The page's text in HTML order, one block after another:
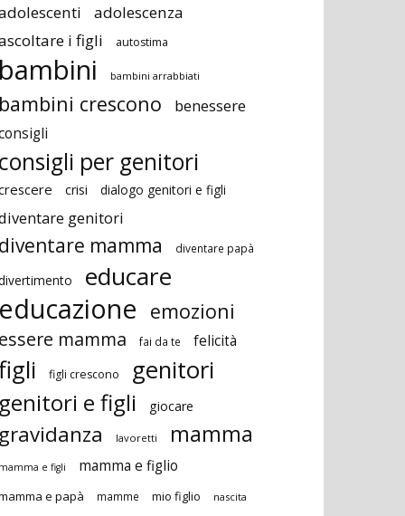
adolescenza
i figli
autostima
bambini arrabbiati
crescono benessere
per genitori
crisi dialogo genitori e figli
genitori
mamma diventare papà
educare
emozioni
mamma fai da te felicità
figli crescono genitori
e figli giocare
lavoretti mamma
e figli mamma e figlio
e papà mamme mio figlio nascita